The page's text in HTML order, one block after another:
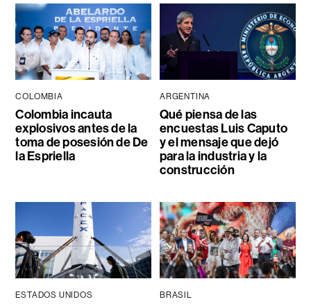
COLOMBIA
Colombia incauta
explosivos antes de la
toma de posesión de De
la Espriella
ARGENTINA
Qué piensa de las
encuestas Luis Caputo
y el mensaje que dejó
para la industria y la
construcción
ESTADOS UNIDOS BRASIL